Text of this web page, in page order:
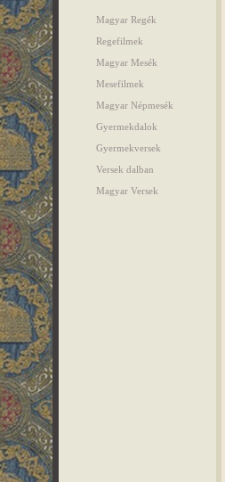
Magyar Regék
Regefilmek
Magyar Mesék
Mesefilmek
Magyar Népmesék
Gyermekdalok
Gyermekversek
Versek dalban
Magyar Versek